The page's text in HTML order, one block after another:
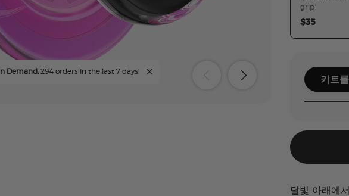
In Demand,294 orders in the last 7 days!
grip
$35
키트
달빛 아래에